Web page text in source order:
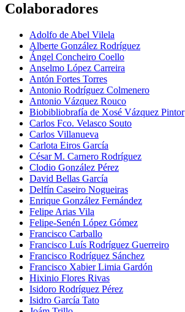
Colaboradores
Adolfo de Abel Vilela
Alberte González Rodríguez
Ángel Concheiro Coello
Anselmo López Carreira
Antón Fortes Torres
Antonio Rodríguez Colmenero
Antonio Vázquez Rouco
Biobibliobrafía de Xosé Vázquez Pintor
Carlos Fco. Velasco Souto
Carlos Villanueva
Carlota Eiros García
César M. Carnero Rodríguez
Clodio González Pérez
David Bellas García
Delfín Caseiro Nogueiras
Enrique González Fernández
Felipe Arias Vila
Felipe-Senén López Gómez
Francisco Carballo
Francisco Luís Rodríguez Guerreiro
Francisco Rodríguez Sánchez
Francisco Xabier Limia Gardón
Hixinio Flores Rivas
Isidoro Rodríguez Pérez
Isidro García Tato